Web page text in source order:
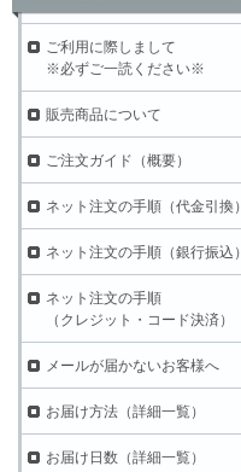
ご利用に際しまして
※必ずご一読ください※
販売商品について
ご注文ガイド（概要）
ネット注文の手順（代金引換）
ネット注文の手順（銀行振込）
ネット注文の手順
（クレジット・コード決済）
メールが届かないお客様へ
お届け方法（詳細一覧）
お届け日数（詳細一覧）